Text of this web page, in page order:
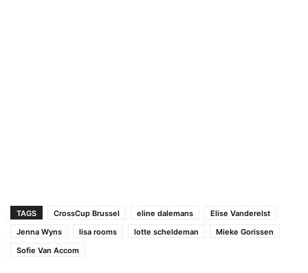
TAGS CrossCup Brussel eline dalemans
Elise Vanderelst
Jenna Wyns
lisa rooms lotte scheldeman
Mieke Gorissen
Sofie Van Accom